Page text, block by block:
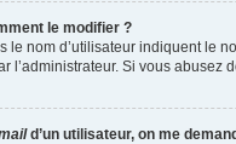
le modifier ?
le nom d’utilisateur indiquent le
l’administrateur. Si vous
d’un utilisateur, on me